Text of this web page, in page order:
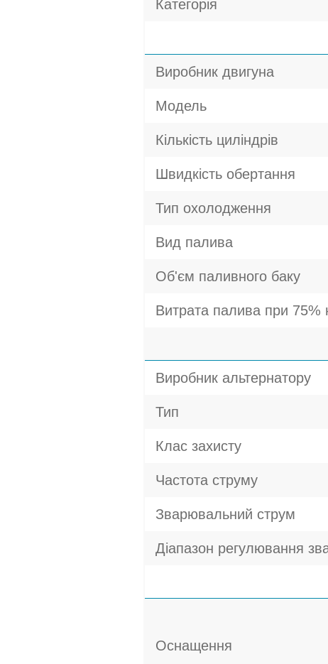
Категорія
Виробник двигуна
Модель
Кількість циліндрів
Швидкість обертання
Тип охолодження
Вид палива
Об'єм паливного баку
Витрата палива при 75%
Виробник альтернатору
Тип
Клас захисту
Частота струму
Зварювальний струм
Діапазон регулювання
Оснащення